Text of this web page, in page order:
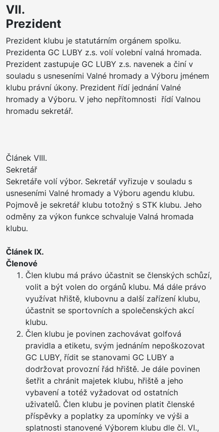
Prezident
Prezident klubu je statutárním orgánem spolku.
Prezidenta GC LUBY z.s. volí volební valná hromada.
Prezident zastupuje GC LUBY z.s. navenek a činí v
souladu s usneseními Valné hromady a Výboru jménem
klubu právní úkony. Prezident řídí jednání Valné
hromady a Výboru. V jeho nepřítomnosti řídí Valnou
hromadu sekretář.
Článek VIII.
Sekretář
Sekretáře volí výbor. Sekretář vyřizuje v souladu s
usneseními Valné hromady a Výboru agendu klubu.
Pojmově je sekretář klubu totožný s STK klubu. Jeho
odměny za výkon funkce schvaluje Valná hromada
klubu.
Článek IX.
Členové
Člen klubu má právo účastnit se členských schůzí,
volit a být volen do orgánů klubu. Má dále právo
využívat hřiště, klubovnu a další zařízení klubu,
účastnit se sportovních a společenských akcí
klubu.
Člen klubu je povinen zachovávat golfová
pravidla a etiketu, svým jednáním nepoškozovat
GC LUBY, řídit se stanovami GC LUBY a
dodržovat provozní řád hřiště. Je dále povinen
šetřit a chránit majetek klubu, hřiště a jeho
vybavení a totéž vyžadovat od ostatních
uživatelů. Člen klubu je povinen platit členské
příspěvky a poplatky za upomínky ve výši a
splatnosti stanovené Výborem klubu dle čl. VI.,